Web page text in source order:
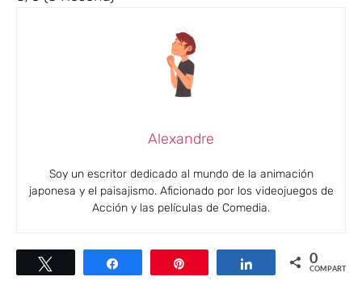
Alexandre
Soy un escritor dedicado al mundo de la animación
japonesa y el paisajismo. Aficionado por los videojuegos de
Acción y las películas de Comedia.
Compartir Compartir0
COMPARTIR